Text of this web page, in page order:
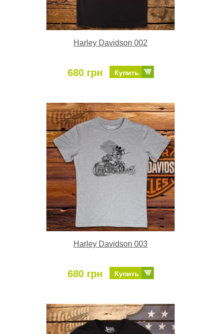
Harley Davidson 002
680 грн Купить
Harley Davidson 003
680 грн Купить